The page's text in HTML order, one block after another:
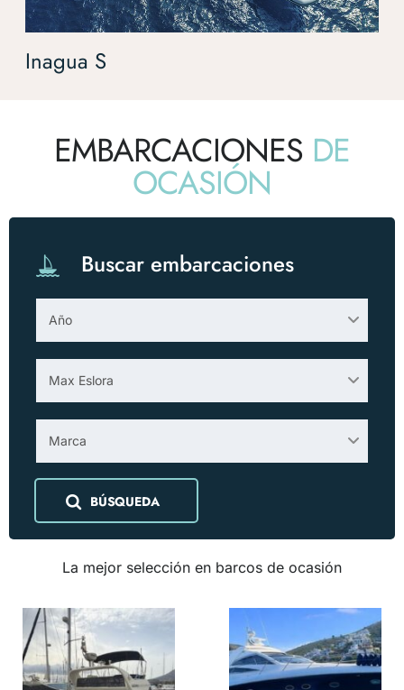
Inagua S
EMBARCACIONES DE
OCASIÓN
Buscar embarcaciones
Año
Max Eslora
Marca
BÚSQUEDA
La mejor selección en barcos de ocasión